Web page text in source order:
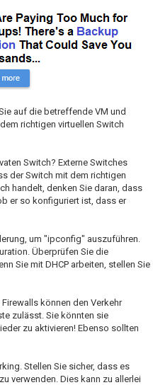
auf die betreffende VM und
richtigen virtuellen Switch
Switch? Externe Switches
der Switch mit dem richtigen
handelt, denken Sie daran, dass
er so konfiguriert ist, dass er
um "ipconfig" auszuführen.
Überprüfen Sie die
Sie mit DHCP arbeiten, stellen Sie
können den Verkehr
zulässt. Sie könnten sie
zu aktivieren! Ebenso sollten
Stellen Sie sicher, dass es
verwenden. Dies kann zu allerlei